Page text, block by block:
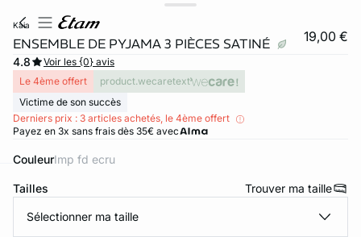
kaia
ENSEMBLE DE PYJAMA 3 PIÈCES SATINÉ 19,00 €
4.8
Voir les {0} avis
Le 4ème offert
product.wecaretext
Victime de son succès
Derniers prix : 3 articles achetés, le 4ème offert
Payez en 3x sans frais dès 35€ avec
Couleur imp fd ecru
Tailles Trouver ma taille
Sélectionner ma taille